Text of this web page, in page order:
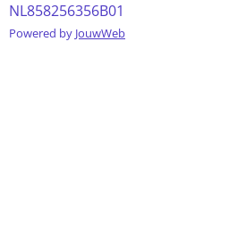
NL858256356B01
Powered by JouwWeb